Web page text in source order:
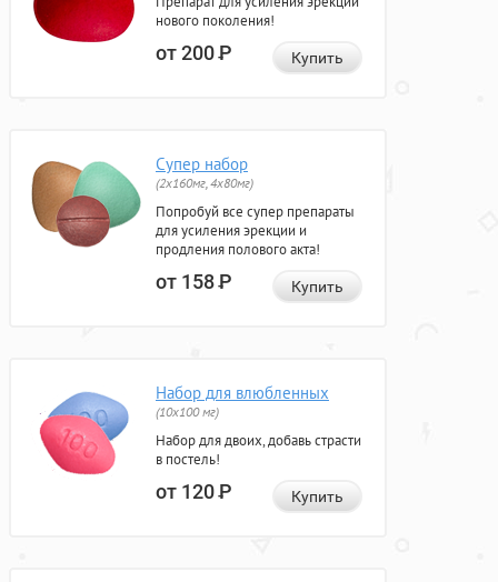
нового поколения!
от 200Р Купить
Супер набор
(2х160мг, 4х80мг)
Попробуй все супер препараты
для усиления эрекции и
продления полового акта!
от 158Р Купить
Набор для влюбленных
(10х100 мг)
Набор для двоих, добавь страсти
в постель!
от 120Р Купить